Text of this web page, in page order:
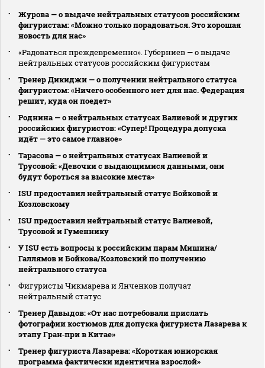
Журова — о выдаче нейтральных статусов российским
фигуристам: «Можно только порадоваться. Это хорошая
новость для нас»
«Радоваться преждевременно». Губерниев — о выдаче
нейтральных статусов российским фигуристам
Тренер Дикиджи — о получении нейтрального статуса
фигуристом: «Ничего особенного нет для нас. Федерация
решит, куда он поедет»
Роднина — о нейтральных статусах Валиевой и других
российских фигуристов: «Супер! Процедура допуска
идёт — это самое главное»
Тарасова — о нейтральных статусах Валиевой и
Трусовой: «Девочки с выдающимися данными, они
будут бороться за высокие места»
ISU предоставил нейтральный статус Бойковой и
Козловскому
ISU предоставил нейтральный статус Валиевой,
Трусовой и Гуменнику
У ISU есть вопросы к российским парам Мишина/
Галлямов и Бойкова/Козловский по получению
нейтрального статуса
Фигуристы Чикмарева и Янченков получат
нейтральный статус
Тренер Давыдов: «От нас потребовали прислать
фотографии костюмов для допуска фигуриста Лазарева к
этапу Гран‑при в Китае»
Тренер фигуриста Лазарева: «Короткая юниорская
программа фактически идентична взрослой»